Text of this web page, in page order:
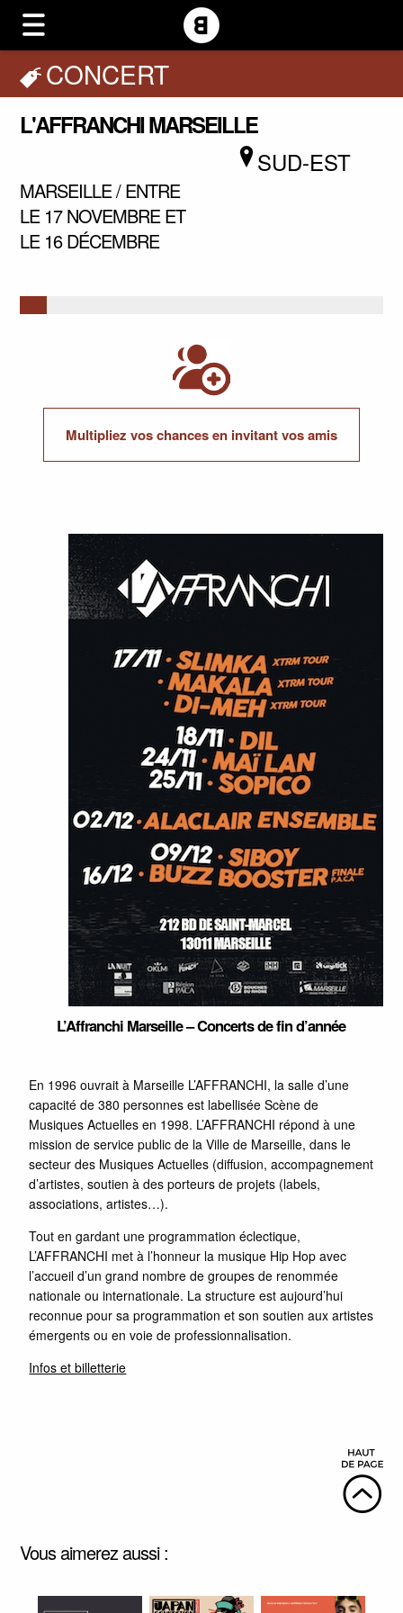
CONCERT
L'AFFRANCHI MARSEILLE
SUD-EST
MARSEILLE / ENTRE
LE 17 NOVEMBRE ET
LE 16 DÉCEMBRE
Multipliez vos chances en invitant vos amis
L’Affranchi Marseille – Concerts de fin d’année
En 1996 ouvrait à Marseille L’AFFRANCHI, la salle d’une
capacité de 380 personnes est labellisée Scène de
Musiques Actuelles en 1998. L’AFFRANCHI répond à une
mission de service public de la Ville de Marseille, dans le
secteur des Musiques Actuelles (diffusion, accompagnement
d’artistes, soutien à des porteurs de projets (labels,
associations, artistes…).
Tout en gardant une programmation éclectique,
L’AFFRANCHI met à l’honneur la musique Hip Hop avec
l’accueil d’un grand nombre de groupes de renommée
nationale ou internationale. La structure est aujourd’hui
reconnue pour sa programmation et son soutien aux artistes
émergents ou en voie de professionnalisation.
Infos et billetterie
Vous aimerez aussi :